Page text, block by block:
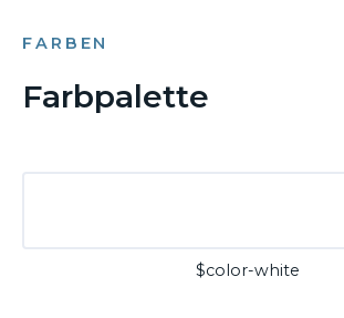
FARBEN
Farbpalette
$color-white